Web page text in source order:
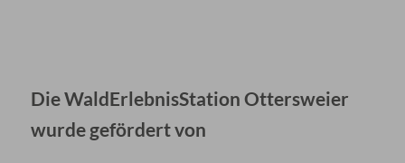
Die WaldErlebnisStation Ottersweier
wurde gefördert von